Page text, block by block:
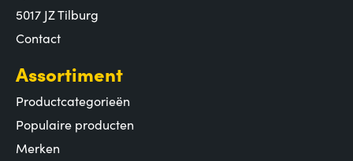
5017 JZ Tilburg
Contact
Assortiment
Productcategorieën
Populaire producten
Merken